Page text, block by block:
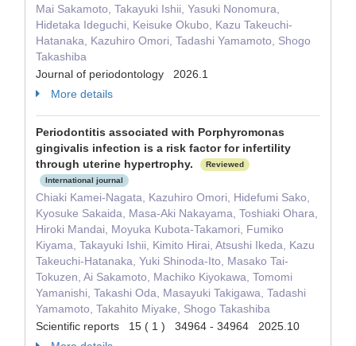
Mai Sakamoto, Takayuki Ishii, Yasuki Nonomura,
Hidetaka Ideguchi, Keisuke Okubo, Kazu Takeuchi-
Hatanaka, Kazuhiro Omori, Tadashi Yamamoto, Shogo
Takashiba
Journal of periodontology 2026.1
More details
Periodontitis associated with Porphyromonas
gingivalis infection is a risk factor for infertility
through uterine hypertrophy.
Reviewed
International journal
Chiaki Kamei-Nagata, Kazuhiro Omori, Hidefumi Sako,
Kyosuke Sakaida, Masa-Aki Nakayama, Toshiaki Ohara,
Hiroki Mandai, Moyuka Kubota-Takamori, Fumiko
Kiyama, Takayuki Ishii, Kimito Hirai, Atsushi Ikeda, Kazu
Takeuchi-Hatanaka, Yuki Shinoda-Ito, Masako Tai-
Tokuzen, Ai Sakamoto, Machiko Kiyokawa, Tomomi
Yamanishi, Takashi Oda, Masayuki Takigawa, Tadashi
Yamamoto, Takahito Miyake, Shogo Takashiba
Scientific reports 15 ( 1 ) 34964 - 34964 2025.10